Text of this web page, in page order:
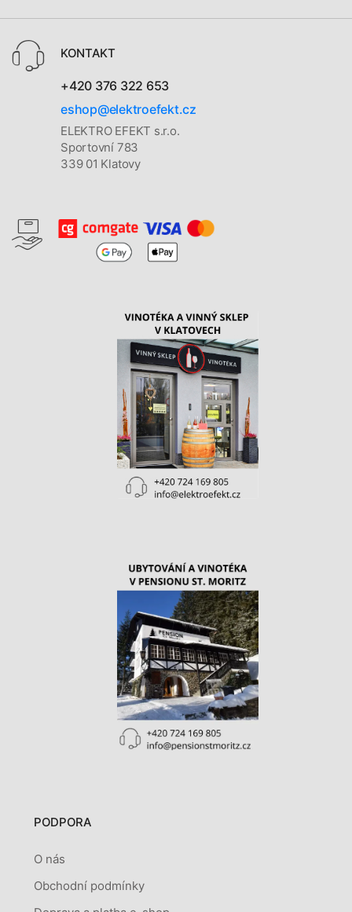
KONTAKT
+420 376 322 653
eshop@elektroefekt.cz
ELEKTRO EFEKT s.r.o.
Sportovní 783
339 01 Klatovy
PODPORA
O nás
Obchodní podmínky